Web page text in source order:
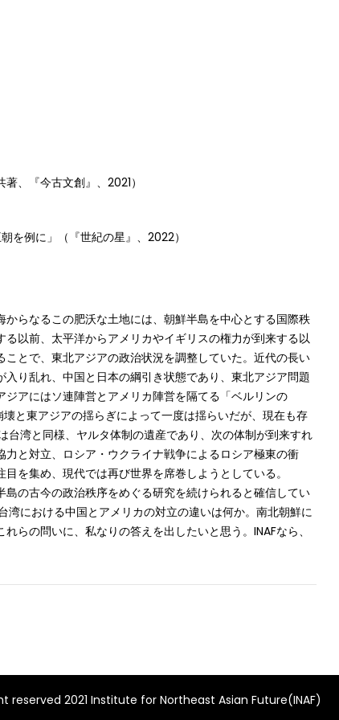
、『今古文創』、2021）
を例に」（『世紀の星』、2022）
らなるこの肥沃な土地には、朝鮮半島を中心とする国際秩
以前、太平洋からアメリカやイギリスの権力が到来する以
とで、東北アジアの政治状況を調整していた。近代の長い
り乱れ、中国と日本の綱引き状態であり、東北アジア問題
アにはソ連陣営とアメリカ陣営を隔てる「ベルリンの
と東アジアの揺らぎによって一度は揺らいだが、現在も存
湾と同様、ヤルタ体制の遺産であり、次の体制が到来すれ
と対立、ロシア・ウクライナ戦争によるロシア極東の衝
を集め、現代では再び世界を席巻しようとしている。
の古今の政治秩序をめぐる研究を続けられると確信してい
における中国とアメリカの対立の違いは何か。南北朝鮮に
らの問いに、私なりの答えを出したいと思う。INAFなら、
reserved 2021 Institute for Northeast Asian Future(INAF)